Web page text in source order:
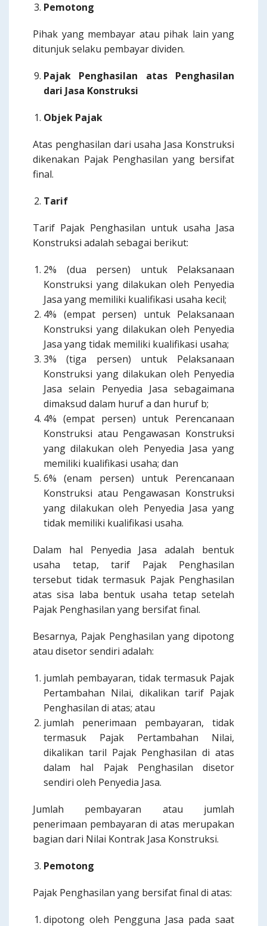
Pemotong
Pihak yang membayar atau pihak lain yang
ditunjuk selaku pembayar dividen.
Pajak Penghasilan atas Penghasilan
dari Jasa Konstruksi
Objek Pajak
Atas penghasilan dari usaha Jasa Konstruksi
dikenakan Pajak Penghasilan yang bersifat
final.
Tarif
Tarif Pajak Penghasilan untuk usaha Jasa
Konstruksi adalah sebagai berikut:
2% (dua persen) untuk Pelaksanaan
Konstruksi yang dilakukan oleh Penyedia
Jasa yang memiliki kualifikasi usaha kecil;
4% (empat persen) untuk Pelaksanaan
Konstruksi yang dilakukan oleh Penyedia
Jasa yang tidak memiliki kualifikasi usaha;
3% (tiga persen) untuk Pelaksanaan
Konstruksi yang dilakukan oleh Penyedia
Jasa selain Penyedia Jasa sebagaimana
dimaksud dalam huruf a dan huruf b;
4% (empat persen) untuk Perencanaan
Konstruksi atau Pengawasan Konstruksi
yang dilakukan oleh Penyedia Jasa yang
memiliki kualifikasi usaha; dan
6% (enam persen) untuk Perencanaan
Konstruksi atau Pengawasan Konstruksi
yang dilakukan oleh Penyedia Jasa yang
tidak memiliki kualifikasi usaha.
Dalam hal Penyedia Jasa adalah bentuk
usaha tetap, tarif Pajak Penghasilan
tersebut tidak termasuk Pajak Penghasilan
atas sisa laba bentuk usaha tetap setelah
Pajak Penghasilan yang bersifat final.
Besarnya, Pajak Penghasilan yang dipotong
atau disetor sendiri adalah:
jumlah pembayaran, tidak termasuk Pajak
Pertambahan Nilai, dikalikan tarif Pajak
Penghasilan di atas; atau
jumlah penerimaan pembayaran, tidak
termasuk Pajak Pertambahan Nilai,
dikalikan taril Pajak Penghasilan di atas
dalam hal Pajak Penghasilan disetor
sendiri oleh Penyedia Jasa.
Jumlah pembayaran atau jumlah
penerimaan pembayaran di atas merupakan
bagian dari Nilai Kontrak Jasa Konstruksi.
Pemotong
Pajak Penghasilan yang bersifat final di atas:
dipotong oleh Pengguna Jasa pada saat